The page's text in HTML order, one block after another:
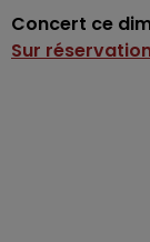
Concert ce
Sur